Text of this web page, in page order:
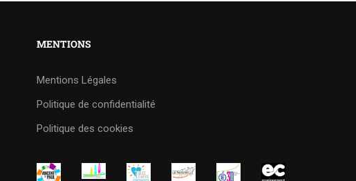
MENTIONS
Mentions Légales
Politique de confidentialité
Politique des cookies